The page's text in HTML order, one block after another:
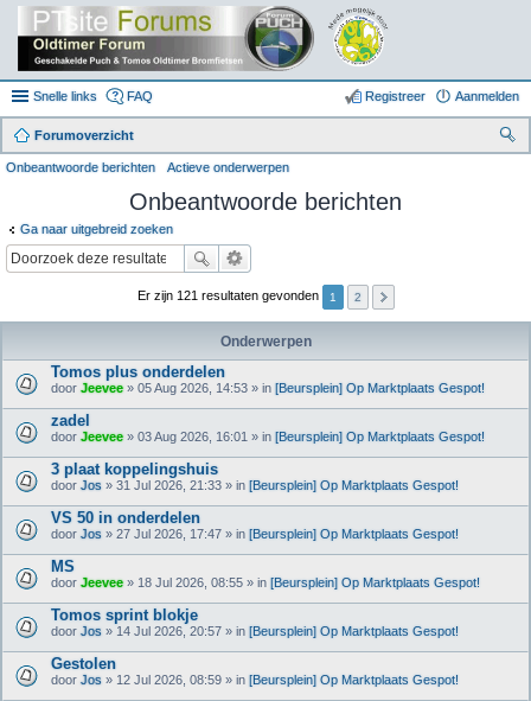
Snelle links FAQ Aanmelden
Registreer
Forumoverzicht
Onbeantwoorde berichten Actieve onderwerpen
Onbeantwoorde berichten
Ga naar uitgebreid zoeken
Er zijn 121 resultaten gevonden 1 2
Onderwerpen
Tomos plus onderdelen
door Jeevee » 05 Aug 2026, 14:53 » in [Beursplein] Op Marktplaats Gespot!
zadel
door Jeevee » 03 Aug 2026, 16:01 » in [Beursplein] Op Marktplaats Gespot!
3 plaat koppelingshuis
door Jos » 31 Jul 2026, 21:33 » in [Beursplein] Op Marktplaats Gespot!
VS 50 in onderdelen
door Jos » 27 Jul 2026, 17:47 » in [Beursplein] Op Marktplaats Gespot!
MS
door Jeevee » 18 Jul 2026, 08:55 » in [Beursplein] Op Marktplaats Gespot!
Tomos sprint blokje
door Jos » 14 Jul 2026, 20:57 » in [Beursplein] Op Marktplaats Gespot!
Gestolen
door Jos » 12 Jul 2026, 08:59 » in [Beursplein] Op Marktplaats Gespot!